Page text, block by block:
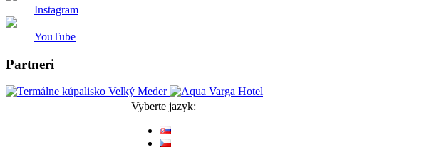
Instagram
YouTube
Partneri
Vyberte jazyk: